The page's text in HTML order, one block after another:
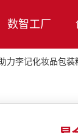
数智工厂
力李记化妆品包装